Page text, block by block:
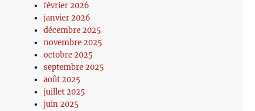
février 2026
janvier 2026
décembre 2025
novembre 2025
octobre 2025
septembre 2025
août 2025
juillet 2025
juin 2025